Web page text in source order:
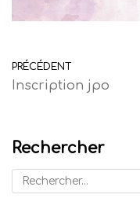
PRÉCÉDENT
Inscription jpo
Rechercher